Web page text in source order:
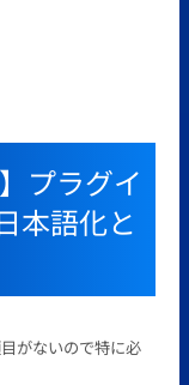
プラグイ
本語化と
がないので特に必